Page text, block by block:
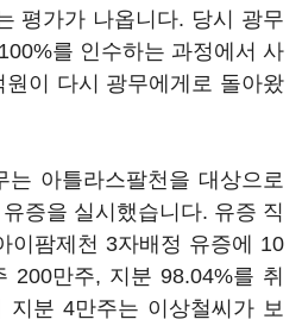
평가가 나옵니다. 당시 광무
를 인수하는 과정에서 사
이 다시 광무에게로 돌아왔
는 아틀라스팔천을 대상으로
증을 실시했습니다. 유증 직
이팜제천 3자배정 유증에 10
200만주, 지분 98.04%를 취
지분 4만주는 이상철씨가 보